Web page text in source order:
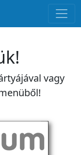
vagy